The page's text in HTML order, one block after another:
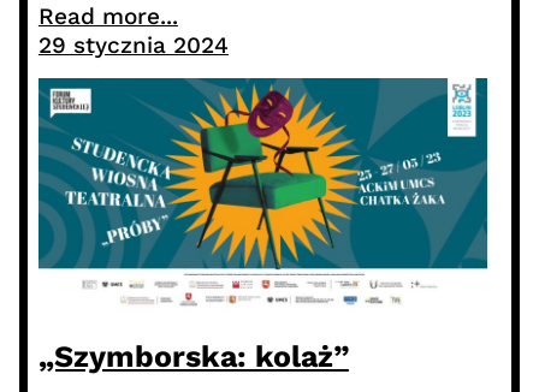
Read more...
29 stycznia 2024
„Szymborska: kolaż”